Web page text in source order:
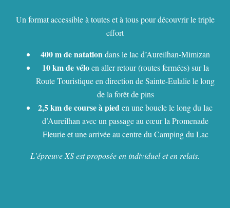
Un format accessible à toutes et à tous pour découvrir le triple
effort
400 m de natationdans le lac d’Aureilhan-Mimizan
10 km de véloen aller retour(routes fermées)sur la
Route Touristique en direction de Sainte-Eulalie le long
de la forêt de pins
2,5 km de course à pieden une boucle le long du lac
d’Aureilhan avec un passage au cœur la Promenade
Fleurie et une arrivée au centre du Camping du Lac
L’épreuve XS est proposée en individuel et en relais.